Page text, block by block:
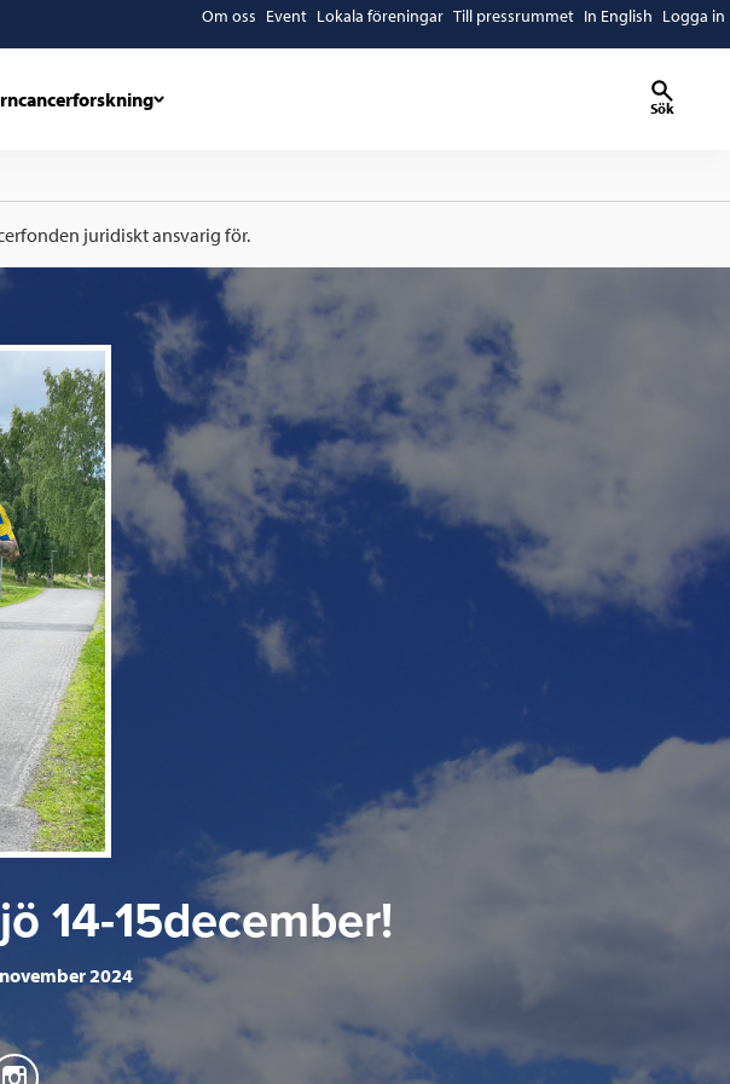
Om oss Event Lokala föreningar Till pressrummet In English Logga in
Sök
juridiskt ansvarig för.
14-15december!
2024